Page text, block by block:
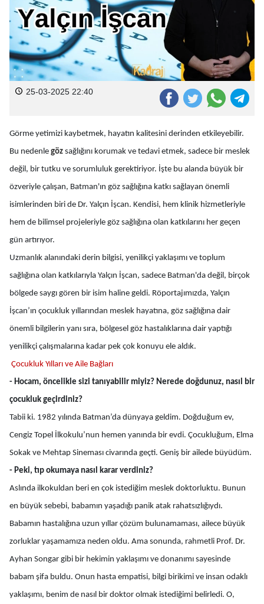
25-03-2025 22:40
Görme yetimizi kaybetmek, hayatın kalitesini derinden etkileyebilir.
Bu nedenle göz sağlığını korumak ve tedavi etmek, sadece bir meslek
değil, bir tutku ve sorumluluk gerektiriyor. İşte bu alanda büyük bir
özveriyle çalışan, Batman'ın göz sağlığına katkı sağlayan önemli
isimlerinden biri de Dr. Yalçın İşcan. Kendisi, hem klinik hizmetleriyle
hem de bilimsel projeleriyle göz sağlığına olan katkılarını her geçen
gün artırıyor.
Uzmanlık alanındaki derin bilgisi, yenilikçi yaklaşımı ve toplum
sağlığına olan katkılarıyla Yalçın İşcan, sadece Batman'da değil, birçok
bölgede saygı gören bir isim haline geldi. Röportajımızda, Yalçın
İşcan’ın çocukluk yıllarından meslek hayatına, göz sağlığına dair
önemli bilgilerin yanı sıra, bölgesel göz hastalıklarına dair yaptığı
yenilikçi çalışmalarına kadar pek çok konuyu ele aldık.
Çocukluk Yılları ve Aile Bağları
- Hocam, öncelikle sizi tanıyabilir miyiz? Nerede doğdunuz, nasıl bir
çocukluk geçirdiniz?
Tabii ki. 1982 yılında Batman’da dünyaya geldim. Doğduğum ev,
Cengiz Topel İlkokulu’nun hemen yanında bir evdi. Çocukluğum, Elma
Sokak ve Mehtap Sineması civarında geçti. Geniş bir ailede büyüdüm.
- Peki, tıp okumaya nasıl karar verdiniz?
Aslında ilkokuldan beri en çok istediğim meslek doktorluktu. Bunun
en büyük sebebi, babamın yaşadığı panik atak rahatsızlığıydı.
Babamın hastalığına uzun yıllar çözüm bulunamaması, ailece büyük
zorluklar yaşamamıza neden oldu. Ama sonunda, rahmetli Prof. Dr.
Ayhan Songar gibi bir hekimin yaklaşımı ve donanımı sayesinde
babam şifa buldu. Onun hasta empatisi, bilgi birikimi ve insan odaklı
yaklaşımı, benim de nasıl bir doktor olmak istediğimi belirledi. O,